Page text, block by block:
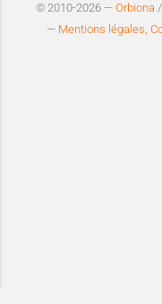
© 2010-2026 — Orbiona /
— Mentions légales,